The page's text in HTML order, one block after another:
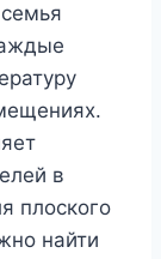
в
плоского
найти